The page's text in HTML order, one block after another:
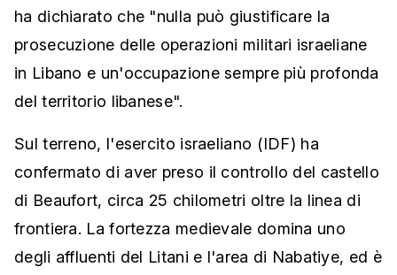
ha dichiarato che "nulla può giustificare la
prosecuzione delle operazioni militari israeliane
in Libano e un'occupazione sempre più profonda
del territorio libanese".
Sul terreno, l'esercito israeliano (IDF) ha
confermato di aver preso il controllo del castello
di Beaufort, circa 25 chilometri oltre la linea di
frontiera. La fortezza medievale domina uno
degli affluenti del Litani e l'area di Nabatiye, ed è